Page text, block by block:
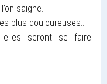
saigne...
plus douloureuses...
seront se faire